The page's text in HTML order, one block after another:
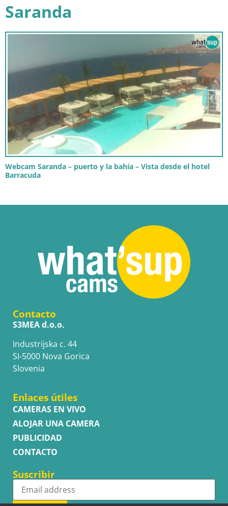
Saranda
Webcam Saranda – puerto y la bahía – Vista desde el hotel
Barracuda
Contacto
S3MEA d.o.o.
Industrijska c. 44
SI-5000 Nova Gorica
Slovenia
Enlaces útiles
CAMERAS EN VIVO
ALOJAR UNA CAMERA
PUBLICIDAD
CONTACTO
Suscribir